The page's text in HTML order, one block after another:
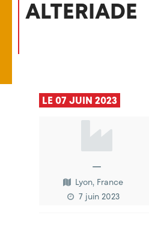
ALTERIADE
LE 07 JUIN 2023
—
Lyon, France
7 juin 2023